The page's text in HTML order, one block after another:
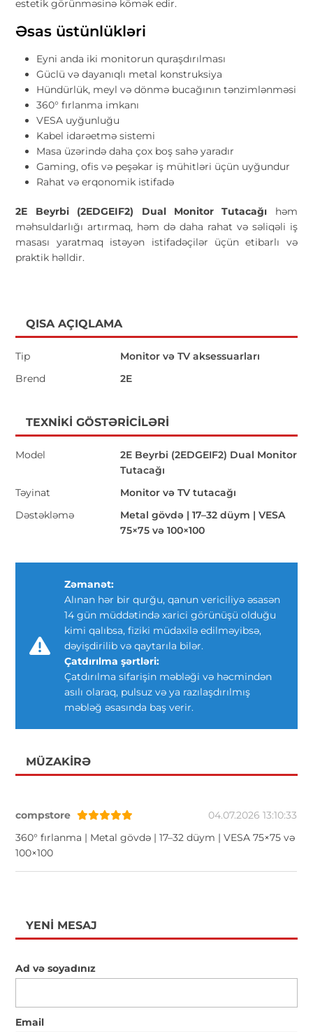
estetik görünməsinə kömək edir.
Əsas üstünlükləri
Eyni anda iki monitorun quraşdırılması
Güclü və dayanıqlı metal konstruksiya
Hündürlük, meyl və dönmə bucağının tənzimlənməsi
360° fırlanma imkanı
VESA uyğunluğu
Kabel idarəetmə sistemi
Masa üzərində daha çox boş sahə yaradır
Gaming, ofis və peşəkar iş mühitləri üçün uyğundur
Rahat və erqonomik istifadə
2E Beyrbi (2EDGEIF2) Dual Monitor Tutacağı həm
məhsuldarlığı artırmaq, həm də daha rahat və səliqəli iş
masası yaratmaq istəyən istifadəçilər üçün etibarlı və
praktik həlldir.
QISA AÇIQLAMA
Tip
Monitor və TV aksessuarları
Brend
2E
TEXNIKI GÖSTƏRICILƏRI
Model
2E Beyrbi (2EDGEIF2) Dual Monitor
Tutacağı
Təyinat
Monitor və TV tutacağı
Dəstəkləmə
Metal gövdə | 17–32 düym | VESA
75×75 və 100×100
Zəmanət:
Alınan hər bir qurğu, qanun vericiliyə əsasən
14 gün müddətində xarici görünüşü olduğu
kimi qalıbsa, fiziki müdaxilə edilməyibsə,
dəyişdirilib və qaytarıla bilər.
Çatdırılma şərtləri:
Çatdırılma sifarişin məbləği və həcmindən
asılı olaraq, pulsuz və ya razılaşdırılmış
məbləğ əsasında baş verir.
MÜZAKIRƏ
compstore
04.07.2026 13:10:33
360° fırlanma | Metal gövdə | 17–32 düym | VESA 75×75 və
100×100
YENI MESAJ
Ad və soyadınız
Email